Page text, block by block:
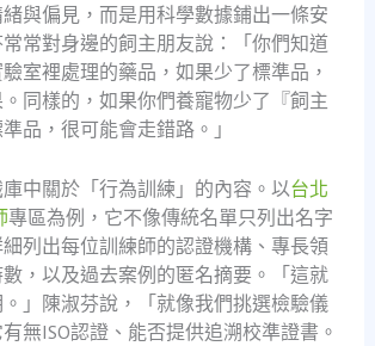
與偏見，而是用科學數據鋪出一條安
常對身邊的飼主朋友說：「你們知道
室裡處理的藥品，如果少了標準品，
同樣的，如果你們養寵物少了『飼主
品，很可能會走錯路。」
中關於「行為訓練」的內容。以台北
專區為例，它不像傳統名單只列出名字
列出每位訓練師的認證機構、專長領
，以及過去案例的匿名摘要。「這就
」陳淑芬說，「就像我們挑選檢驗儀
無ISO認證、能否提供追溯校準證書。